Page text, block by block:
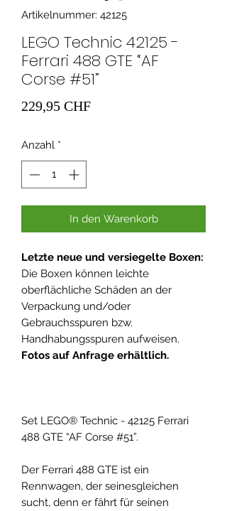
Artikelnummer: 42125
LEGO Technic 42125 -
Ferrari 488 GTE “AF
Corse #51”
229,95 CHFPreis
Anzahl *
In den Warenkorb
Letzte neue und versiegelte Boxen:
Die Boxen können leichte
oberflächliche Schäden an der
Verpackung und/oder
Gebrauchsspuren bzw.
Handhabungsspuren aufweisen.
Fotos auf Anfrage erhältlich.
Set LEGO® Technic - 42125 Ferrari
488 GTE “AF Corse #51”.
Der Ferrari 488 GTE ist ein
Rennwagen, der seinesgleichen
sucht, denn er fährt für seinen